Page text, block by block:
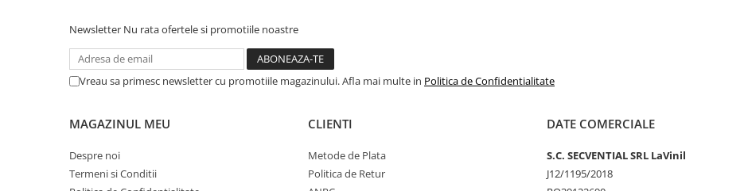
Newsletter Nu rata ofertele si promotiile noastre
Vreau sa primesc newsletter cu promotiile magazinului. Afla mai multe in Politica de Confidentialitate
MAGAZINUL MEU
Despre noi
Termeni si Conditii
CLIENTI
Metode de Plata
Politica de Retur
DATE COMERCIALE
S.C. SECVENTIAL SRL LaVinil
J12/1195/2018